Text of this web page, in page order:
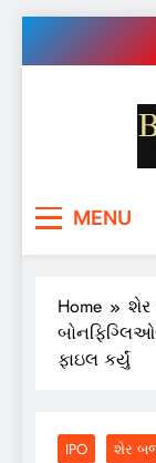
MENU
Home
શેર
ફાઇલ કર્યું
IPO શેર